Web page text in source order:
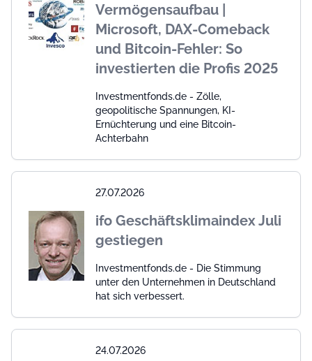
Vermögensaufbau |
Microsoft, DAX-Comeback
und Bitcoin-Fehler: So
investierten die Profis 2025
Investmentfonds.de - Zölle,
geopolitische Spannungen, KI-
Ernüchterung und eine Bitcoin-
Achterbahn
27.07.2026
ifo Geschäftsklimaindex Juli
gestiegen
Investmentfonds.de - Die Stimmung
unter den Unternehmen in Deutschland
hat sich verbessert.
24.07.2026